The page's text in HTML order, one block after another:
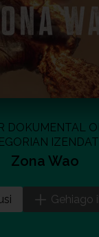
DOKUMENTAL
Zona Wao
Gehiago